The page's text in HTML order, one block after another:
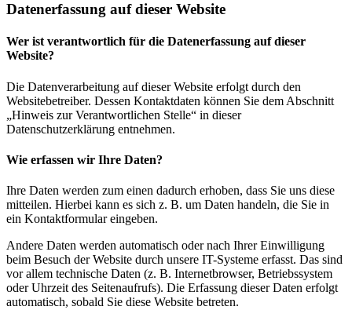
Datenerfassung auf dieser Website
Wer ist verantwortlich für die Datenerfassung auf dieser
Website?
Die Datenverarbeitung auf dieser Website erfolgt durch den
Websitebetreiber. Dessen Kontaktdaten können Sie dem Abschnitt
„Hinweis zur Verantwortlichen Stelle“ in dieser
Datenschutzerklärung entnehmen.
Wie erfassen wir Ihre Daten?
Ihre Daten werden zum einen dadurch erhoben, dass Sie uns diese
mitteilen. Hierbei kann es sich z. B. um Daten handeln, die Sie in
ein Kontaktformular eingeben.
Andere Daten werden automatisch oder nach Ihrer Einwilligung
beim Besuch der Website durch unsere IT-Systeme erfasst. Das sind
vor allem technische Daten (z. B. Internetbrowser, Betriebssystem
oder Uhrzeit des Seitenaufrufs). Die Erfassung dieser Daten erfolgt
automatisch, sobald Sie diese Website betreten.